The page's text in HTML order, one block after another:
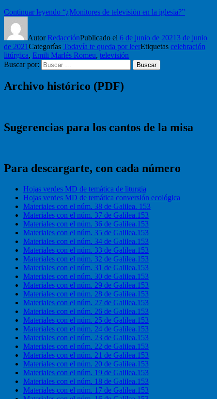
Continuar leyendo “¿Monitores de televisión en la iglesia?”
AutorRedacciónPublicado el 6 de junio de 20213 de junio
de 2021Categorías Todavía te queda por leerEtiquetas celebración
litúrgica, Emili Marlés Romeu, televisión
Buscar por:
Buscar
Archivo histórico (PDF)
Sugerencias para los cantos de la misa
Para descargarte, con cada número
Hojas verdes MD de temática de liturgia
Hojas verdes MD de temática conversión ecológica
Materiales con el núm. 38 de Galilea. 153
Materiales con el núm. 37 de Galilea.153
Materiales con el núm. 36 de Galilea.153
Materiales con el núm. 35 de Galilea.153
Materiales con el núm. 34 de Galilea.153
Materiales con el núm. 33 de Galilea.153
Materiales con el núm. 32 de Galilea.153
Materiales con el núm. 31 de Galilea.153
Materiales con el núm. 30 de Galilea.153
Materiales con el núm. 29 de Galilea.153
Materiales con el núm. 28 de Galilea.153
Materiales con el núm. 27 de Galilea.153
Materiales con el núm. 26 de Galilea.153
Materiales con el núm. 25 de Galilea.153
Materiales con el núm. 24 de Galilea.153
Materiales con el núm. 23 de Galilea.153
Materiales con el núm. 22 de Galilea.153
Materiales con el núm. 21 de Galilea.153
Materiales con el núm. 20 de Galilea.153
Materiales con el núm. 19 de Galilea.153
Materiales con el núm. 18 de Galilea.153
Materiales con el núm. 17 de Galilea.153